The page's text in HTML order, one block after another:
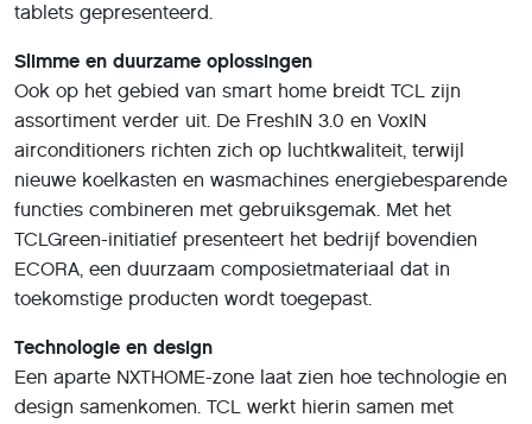
tablets gepresenteerd.
Slimme en duurzame oplossingen
Ook op het gebied van smart home breidt TCL zijn
assortiment verder uit. De FreshIN 3.0 en VoxIN
airconditioners richten zich op luchtkwaliteit, terwijl
nieuwe koelkasten en wasmachines energiebesparende
functies combineren met gebruiksgemak. Met het
TCLGreen-initiatief presenteert het bedrijf bovendien
ECORA, een duurzaam composietmateriaal dat in
toekomstige producten wordt toegepast.
Technologie en design
Een aparte NXTHOME-zone laat zien hoe technologie en
design samenkomen. TCL werkt hierin samen met